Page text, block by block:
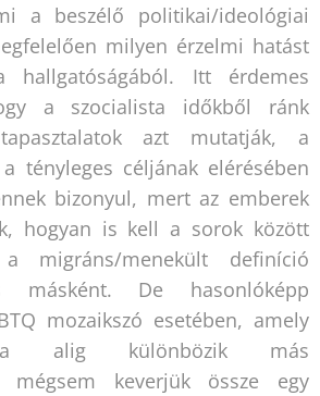
a beszélő politikai/ideológiai
milyen érzelmi hatást
hallgatóságából. Itt érdemes
a szocialista időkből ránk
azt mutatják, a
tényleges céljának elérésében
bizonyul, mert az emberek
hogyan is kell a sorok között
migráns/menekült definíció
másként. De hasonlóképp
mozaikszó esetében, amely
alig különbözik más
mégsem keverjük össze egy